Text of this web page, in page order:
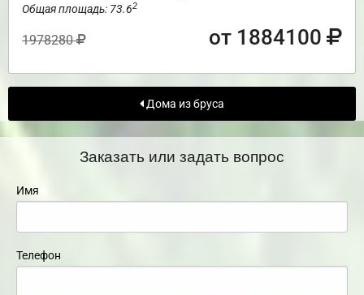
Общая площадь: 73.62
1978280 от 1884100
Дома из бруса
Заказать или задать вопрос
Имя
Телефон